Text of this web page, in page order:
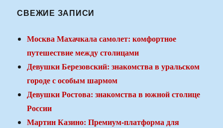
СВЕЖИЕ ЗАПИСИ
Москва Махачкала самолет: комфортное
путешествие между столицами
Девушки Березовский: знакомства в уральском
городе с особым шармом
Девушки Ростова: знакомства в южной столице
России
Мартин Казино: Премиум-платформа для